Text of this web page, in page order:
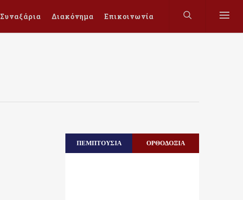
Συναξάρια Διακόνημα Επικοινωνία
ΠΕΜΠΤΟΥΣΙΑ ΟΡΘΟΔΟΞΙΑ